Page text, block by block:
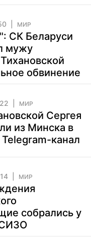
МИР
СК Беларуси
мужу
обвинение
МИР
Сергея
из Минска в
канал
МИР
собрались у